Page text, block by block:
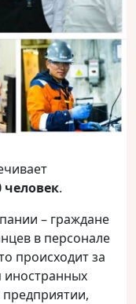
человек.
– граждане
в персонале
происходит за
иностранных